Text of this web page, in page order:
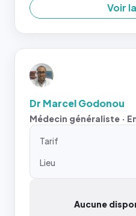
Voir
Dr Marcel Godonou
Médecin généraliste ·
Tarif
Lieu
Aucune